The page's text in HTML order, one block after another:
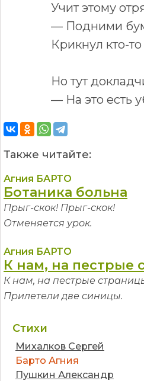
Учит этому
— Подними
Крикнул кто-
Но тут
— На это есть
Также читайте:
Агния БАРТО
Ботаника больна
Прыг-скок! Прыг-скок!
Отменяется урок.
Агния БАРТО
К нам, на пестрые
К нам, на пестрые
Прилетели две синицы.
Стихи
Михалков Сергей
Барто Агния
Пушкин Александр